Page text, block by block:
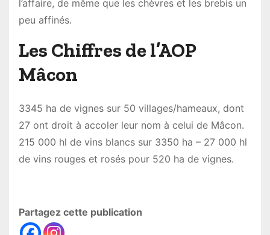
l’affaire, de même que les chèvres et les brebis un
peu affinés.
Les Chiffres de l’AOP
Mâcon
3345 ha de vignes sur 50 villages/hameaux, dont
27 ont droit à accoler leur nom à celui de Mâcon.
215 000 hl de vins blancs sur 3350 ha – 27 000 hl
de vins rouges et rosés pour 520 ha de vignes.
Partagez cette publication